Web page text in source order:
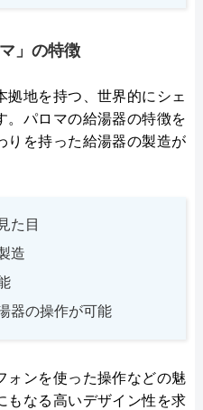
」の特徴
拠地を持つ、世界的にシェ
。パロマの給湯器の特徴を
りを持った給湯器の製造が
た目
造
器の操作が可能
ォンを使った操作などの魅
もなる高いデザイン性を求